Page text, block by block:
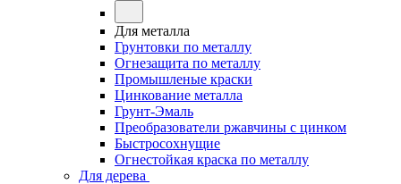
Для металла
Грунтовки по металлу
Огнезащита по металлу
Промышленые краски
Цинкование металла
Грунт-Эмаль
Преобразователи ржавчины с цинком
Быстросохнущие
Огнестойкая краска по металлу
Для дерева